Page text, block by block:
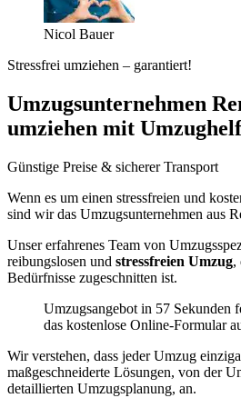
Nicol Bauer
Stressfrei umziehen – garantiert!
Umzugsunternehmen
umziehen mit
Günstige Preise & sicherer Transport
Wenn es um einen stressfreien und
sind wir das Umzugsunternehmen aus
Unser erfahrenes Team von
reibungslosen und stressfreien Umzug,
Bedürfnisse zugeschnitten ist.
Umzugsangebot in 57 Sekunden
das kostenlose Online-Formular
Wir verstehen, dass jeder Umzug
maßgeschneiderte Lösungen, von der
detaillierten Umzugsplanung, an.